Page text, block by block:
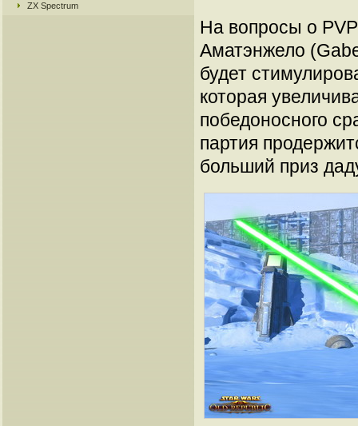
ZX Spectrum
На вопросы о
Аматэнжело
будет
которая
победоносного
партия
больший приз